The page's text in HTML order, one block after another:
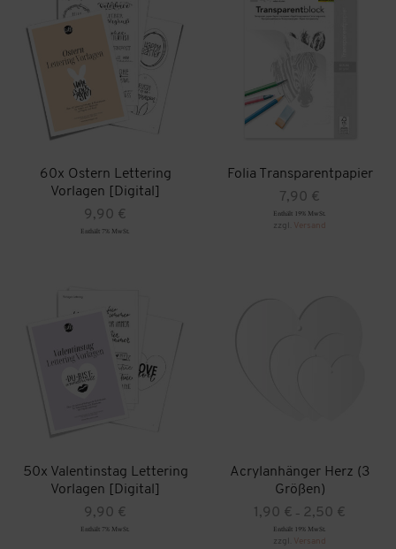
60x Ostern Lettering
Vorlagen [Digital]
9,90 €
Enthält 7% MwSt.
Folia Transparentpapier
7,90 €
Enthält 19% MwSt.
zzgl. Versand
50x Valentinstag Lettering
Vorlagen [Digital]
9,90 €
Enthält 7% MwSt.
Acrylanhänger Herz (3
Größen)
1,90 € – 2,50 €
Enthält 19% MwSt.
zzgl. Versand